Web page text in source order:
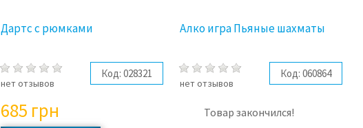
Дартс с рюмками
нет отзывов
Код: 028321
685 грн
Алко игра Пьяные шахматы
нет отзывов
Код: 060864
Товар закончился!